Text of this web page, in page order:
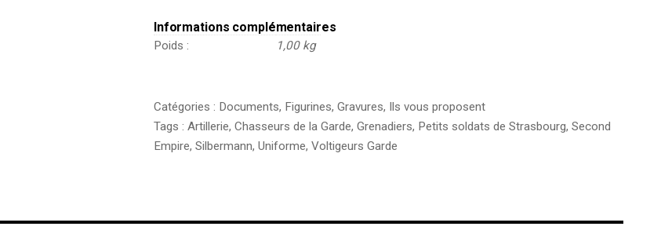
Informations complémentaires
Poids 1,00 kg
Catégories : Documents, Figurines, Gravures, Ils vous proposent
Tags : Artillerie, Chasseurs de la Garde, Grenadiers, Petits soldats de Strasbourg, Second
Empire, Silbermann, Uniforme, Voltigeurs Garde